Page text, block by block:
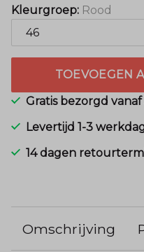
Kleurgroep: Rood
TOEVOEGEN
Gratis bezorgd vanaf
Levertijd 1-3
14 dagen
Omschrijving